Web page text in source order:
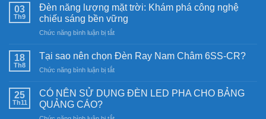
03
Th9
Đèn năng lượng mặt trời: Khám phá công nghệ
chiếu sáng bền vững
Chức năng bình luận bị tắtở
năng
mặt
Khám
18
Th8
Tại sao nên chọn Đèn Ray Nam Châm 6SS-CR?
Chức năng bình luận bị tắtở
sao
25
Th11
CÓ NÊN SỬ DỤNG ĐÈN LED PHA CHO BẢNG
QUẢNG CÁO?
ở